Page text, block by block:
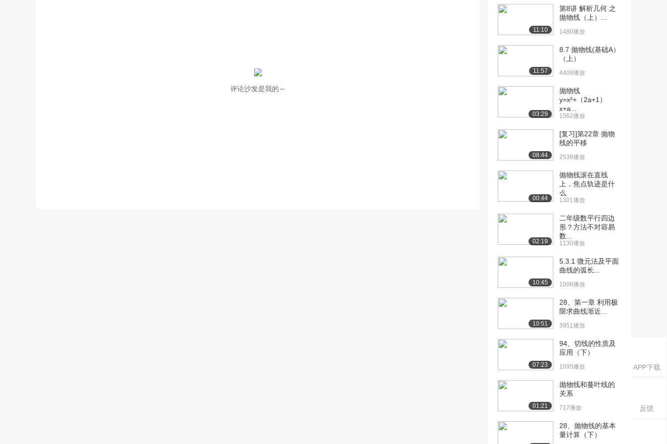
APP下载
反馈
评论沙发是我的～
[10] 2.2 函数的单调性与最
值(基础A...
2.2万播放
[11] 2.2 函数的单调性与最
值（提高篇...
1.7万播放
28:58
[12] 2.3 函数的奇偶性与周
1.9万播放
[13] 2.3 函数的奇偶性与周
23:23
[14] 2.4 幂函数与二次函数
23:51
[15] 2.4 幂函数与二次函数
16:32
(基础A）
高篇B）
(基础A）
高篇B）
[20] 2.7 函数的图象(基础
A）
11:10
第8讲 解析几何 之
抛物线（上）...
1480播放
11:57
8.7 抛物线(基础A）
（上）
4409播放
03:29
抛物线
y=x²+（2a+1）
x+a...
1562播放
08:44
[复习]第22章 抛物
线的平移
2538播放
00:44
抛物线滚在直线
上，焦点轨迹是什
么
1301播放
02:19
二年级数平行四边
形？方法不对容易
数...
1130播放
10:45
5.3.1 微元法及平面
曲线的弧长...
1008播放
10:51
28、第一章 利用极
限求曲线渐近...
3951播放
07:23
94、切线的性质及
应用（下）
1095播放
01:21
抛物线和蔓叶线的
关系
717播放
28、抛物线的基本
量计算（下）